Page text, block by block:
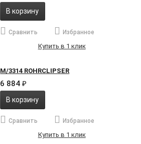
В корзину
Сравнить Избранное
Купить в 1 клик
M/3314 ROHRCLIPSER
6 884₽
В корзину
Сравнить Избранное
Купить в 1 клик